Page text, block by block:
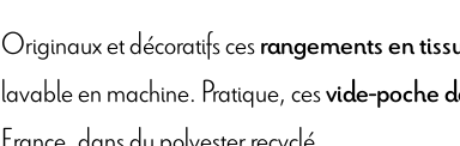
Originaux et décoratifs cesrangements en
lavable en machine. Pratique, cesvide-poche